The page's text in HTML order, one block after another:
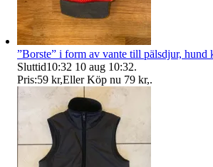
”Borste” i form av vante till pälsdjur, hund
Sluttid10:32 10 aug 10:32.
Pris:59 kr,Eller Köp nu 79 kr,.